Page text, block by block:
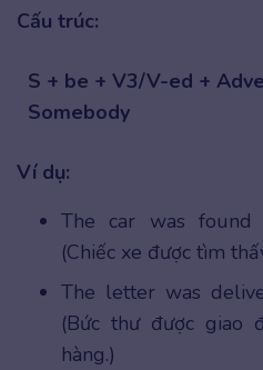
Cấu trúc:
S + be + V3/V-ed +
Somebody
Ví dụ:
The car was found
(Chiếc xe được tìm
The letter was
(Bức thư được giao
hàng.)